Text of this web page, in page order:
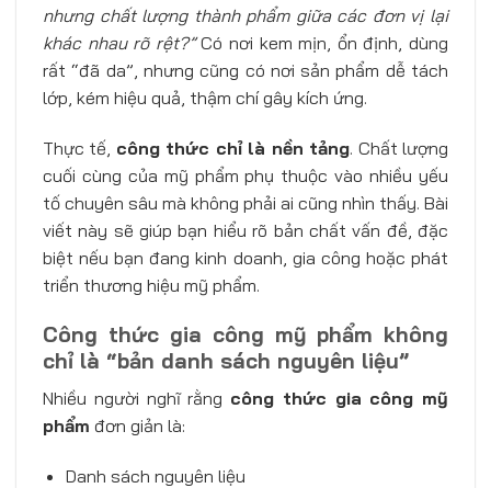
nhưng chất lượng thành phẩm giữa các đơn vị lại
khác nhau rõ rệt?”Có nơi kem mịn, ổn định, dùng
rất “đã da”, nhưng cũng có nơi sản phẩm dễ tách
lớp, kém hiệu quả, thậm chí gây kích ứng.
Thực tế, công thức chỉ là nền tảng. Chất lượng
cuối cùng của mỹ phẩm phụ thuộc vào nhiều yếu
tố chuyên sâu mà không phải ai cũng nhìn thấy. Bài
viết này sẽ giúp bạn hiểu rõ bản chất vấn đề, đặc
biệt nếu bạn đang kinh doanh, gia công hoặc phát
triển thương hiệu mỹ phẩm.
Công thức gia công mỹ phẩm không
chỉ là “bản danh sách nguyên liệu”
Nhiều người nghĩ rằng công thức gia công mỹ
phẩm đơn giản là:
Danh sách nguyên liệu